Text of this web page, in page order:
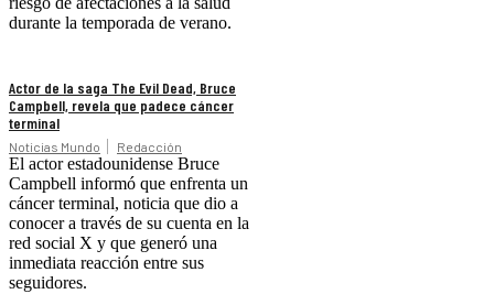
durante la temporada de verano.
Actor de la saga The Evil Dead, Bruce
Campbell, revela que padece cáncer
terminal
Noticias Mundo Redacción
El actor estadounidense Bruce
Campbell informó que enfrenta un
cáncer terminal, noticia que dio a
conocer a través de su cuenta en la
red social X y que generó una
inmediata reacción entre sus
seguidores.